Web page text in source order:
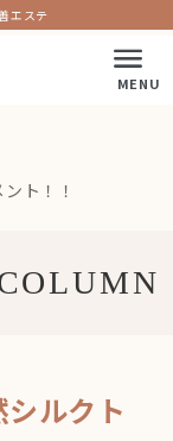
エステ
MENU
ト！！
ルクト